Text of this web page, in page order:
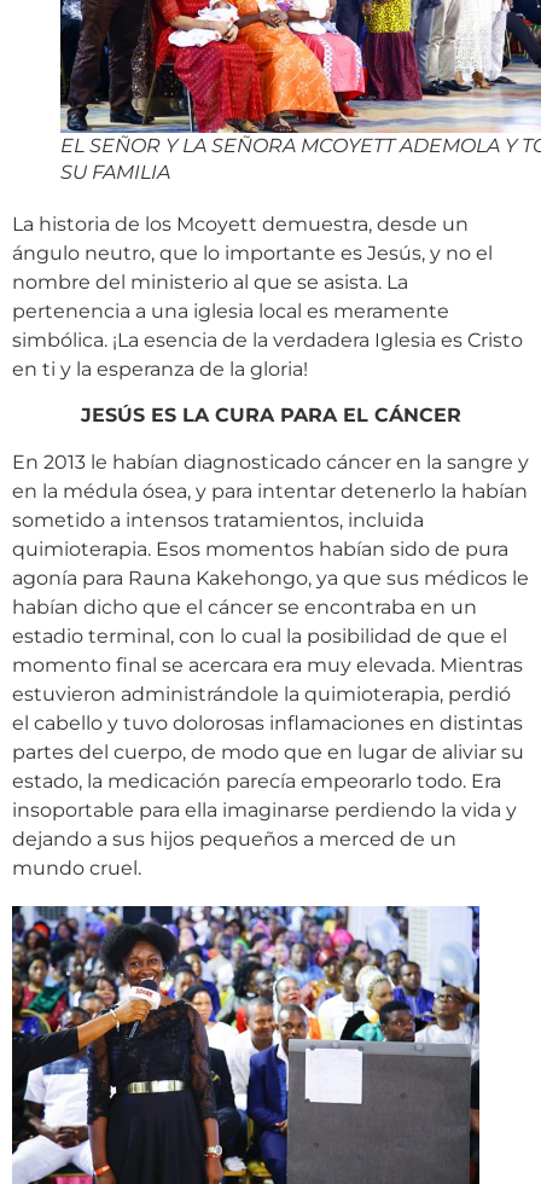
EL SEÑOR Y LA SEÑORA MCOYETT ADEMOLA Y
SU FAMILIA
La historia de los Mcoyett demuestra, desde un
ángulo neutro, que lo importante es Jesús, y no el
nombre del ministerio al que se asista. La
pertenencia a una iglesia local es meramente
simbólica. ¡La esencia de la verdadera Iglesia es Cristo
en ti y la esperanza de la gloria!
JESÚS ES LA CURA PARA EL CÁNCER
En 2013 le habían diagnosticado cáncer en la sangre y
en la médula ósea, y para intentar detenerlo la habían
sometido a intensos tratamientos, incluida
quimioterapia. Esos momentos habían sido de pura
agonía para Rauna Kakehongo, ya que sus médicos le
habían dicho que el cáncer se encontraba en un
estadio terminal, con lo cual la posibilidad de que el
momento final se acercara era muy elevada. Mientras
estuvieron administrándole la quimioterapia, perdió
el cabello y tuvo dolorosas inflamaciones en distintas
partes del cuerpo, de modo que en lugar de aliviar su
estado, la medicación parecía empeorarlo todo. Era
insoportable para ella imaginarse perdiendo la vida y
dejando a sus hijos pequeños a merced de un
mundo cruel.